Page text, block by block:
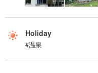
Holiday
#温泉